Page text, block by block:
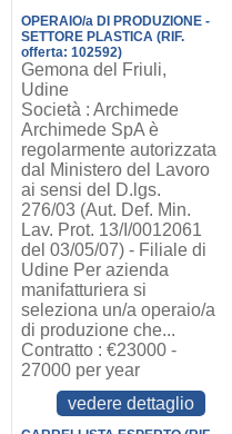
OPERAIO/a DI PRODUZIONE -
SETTORE PLASTICA (RIF.
offerta: 102592)
Gemona del Friuli,
Udine
Società : Archimede
Archimede SpA è
regolarmente autorizzata
dal Ministero del Lavoro
ai sensi del D.lgs.
276/03 (Aut. Def. Min.
Lav. Prot. 13/I/0012061
del 03/05/07) - Filiale di
Udine Per azienda
manifatturiera si
seleziona un/a operaio/a
di produzione che...
Contratto : €23000 -
27000 per year
vedere dettaglio